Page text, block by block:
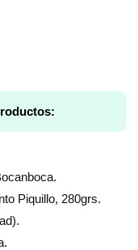
Piquillo, 280grs.